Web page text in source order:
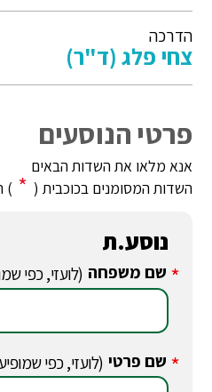
הדרכה
צחי פלג (ד"ר)
פרטי הנוסעים
אנא מלאו את השדות הבאים
השדות המסומנים בכוכבית ( *
)
נוסע.ת
* שם משפחה (לועזי, כפי
* שם פרטי (לועזי, כפי